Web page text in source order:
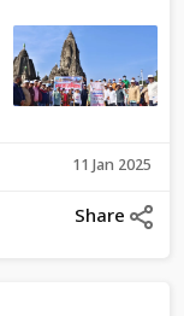
11 Jan 2025
Share